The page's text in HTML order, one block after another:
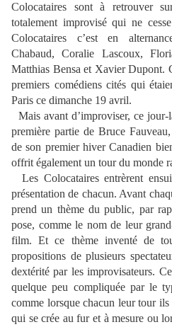
Colocataires sont à retrouver
totalement improvisé qui ne
Colocataires c’est en
Chabaud, Coralie Lascoux,
Matthias Bensa et Xavier Dupont.
premiers comédiens cités qui
Paris ce dimanche 19 avril.
Mais avant d’improviser, ce
première partie de Bruce
de son premier hiver Canadien
offrit également un tour du monde
Les Colocataires entrèrent
présentation de chacun. Avant
prend un thème du public, par
pose, comme le nom de leur
film. Et ce thème inventé de
propositions de plusieurs
dextérité par les improvisateurs.
quelque peu compliquée par le
comme lorsque chacun leur tour
qui se crée au fur et à mesure ou